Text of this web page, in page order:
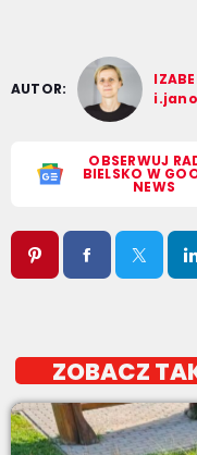
AUTOR:
OBSERWUJ
BIELSKO W
NEWS
ZOBACZ